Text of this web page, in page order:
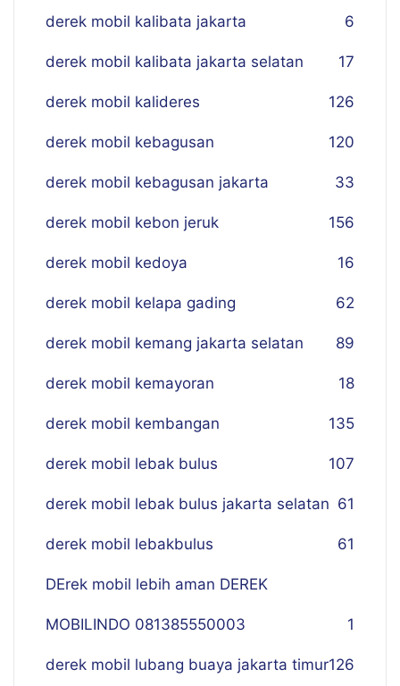
derek mobil kalibata jakarta 6
derek mobil kalibata jakarta selatan 17
derek mobil kalideres 126
derek mobil kebagusan 120
derek mobil kebagusan jakarta 33
derek mobil kebon jeruk 156
derek mobil kedoya 16
derek mobil kelapa gading 62
derek mobil kemang jakarta selatan 89
derek mobil kemayoran 18
derek mobil kembangan 135
derek mobil lebak bulus 107
derek mobil lebak bulus jakarta selatan 61
derek mobil lebakbulus 61
DErek mobil lebih aman DEREK
MOBILINDO 081385550003 1
derek mobil lubang buaya jakarta timur126